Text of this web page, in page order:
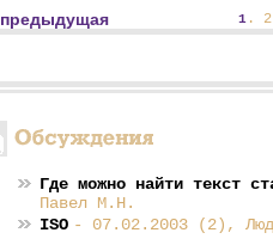
предыдущая 1 . 2
Где можно найти текст
Павел М.Н.
ISO - 07.02.2003 (2),